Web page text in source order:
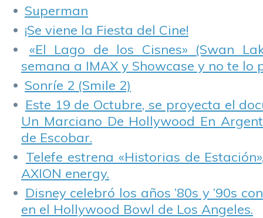
Superman
¡Se viene la Fiesta del Cine!
«El Lago de los Cisnes» (Swan
semana a IMAX y Showcase y no te lo
Sonríe 2 (Smile 2)
Este 19 de Octubre, se proyecta el
Un Marciano De Hollywood En
de Escobar.
Telefe estrena «Historias de
AXION energy.
Disney celebró los años ’80s y ’90s
en el Hollywood Bowl de Los Angeles.